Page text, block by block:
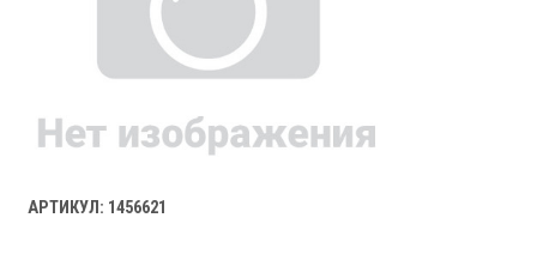
АРТИКУЛ: 1456621